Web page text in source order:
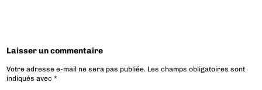
Laisser un commentaire
Votre adresse e-mail ne sera pas publiée. Les champs obligatoires sont
indiqués avec*